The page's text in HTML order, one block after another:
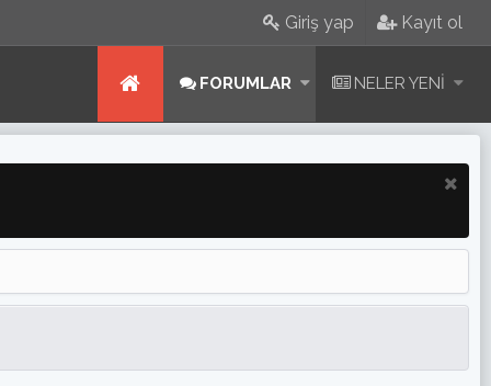
Giriş yap Kayıt ol
FORUMLAR NELER YENI